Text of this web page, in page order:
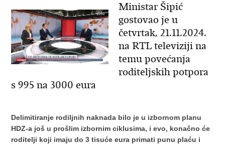
Ministar Šipić
gostovao je u
četvrtak, 21.11.2024.
na RTL televiziji na
temu povećanja
roditeljskih potpora
s 995 na 3000 eura
Delimitiranje rodiljnih naknada bilo je u izbornom planu
HDZ-a još u prošlim izbornim ciklusima, i evo, konačno će
roditelji koji imaju do 3 tisuće eura primati punu plaću i